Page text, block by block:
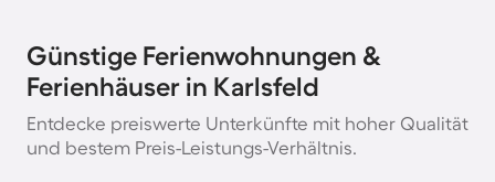
Günstige Ferienwohnungen &
Ferienhäuser in Karlsfeld
Entdecke preiswerte Unterkünfte mit hoher Qualität
und bestem Preis-Leistungs-Verhältnis.